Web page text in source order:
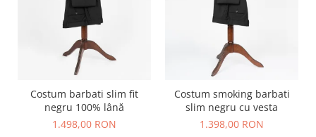
Costum barbati slim fit
negru 100% lână
1.498,00 RON
Costum smoking barbati
slim negru cu vesta
1.398,00 RON